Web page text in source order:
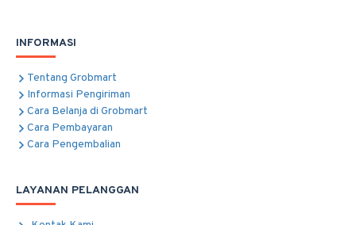
INFORMASI
Tentang Grobmart
Informasi Pengiriman
Cara Belanja di Grobmart
Cara Pembayaran
Cara Pengembalian
LAYANAN PELANGGAN